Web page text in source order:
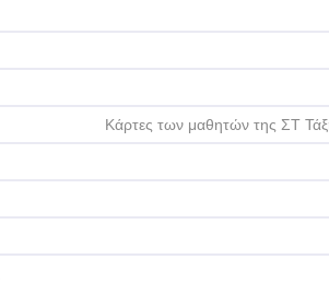
Κάρτες των μαθητών της ΣΤ